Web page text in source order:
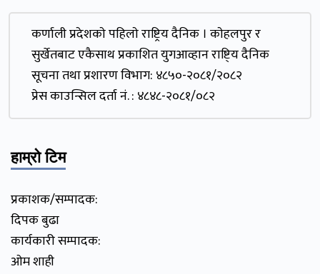
कर्णाली प्रदेशकाे पहिलाे राष्ट्रिय दैनिक । काेहलपुर र
सुर्खेतबाट एकैसाथ प्रकाशित युगआव्हान राष्टि्य दैनिक
सूचना तथा प्रशारण विभाग: ४८५०-२०८१/२०८२
प्रेस काउन्सिल दर्ता नं. : ४८४८-२०८१/०८२
हाम्रो टिम
प्रकाशक/सम्पादक:
दिपक बुढा
कार्यकारी सम्पादक:
ओम शाही